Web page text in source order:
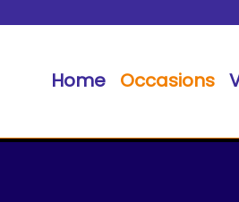
Home Occasions